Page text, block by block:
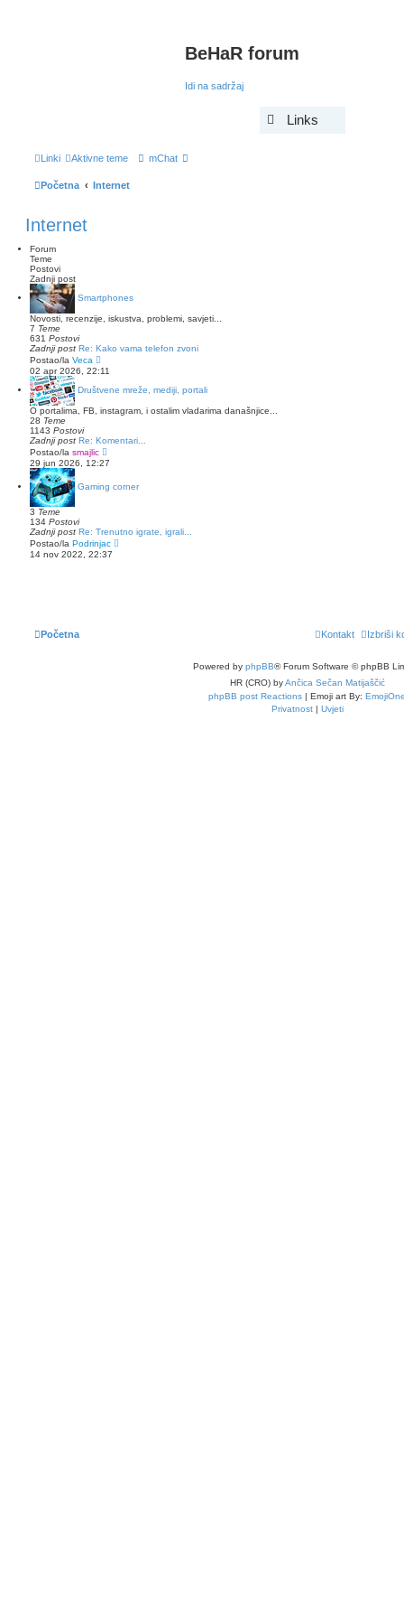
BeHaR forum
Idi na sadržaj
Links
Linki Aktivne teme mChat
Početna Internet
Internet
Forum
Teme
Postovi
Zadnji post
Smartphones
Novosti, recenzije, iskustva, problemi, savjeti...
7 Teme
631 Postovi
Zadnji post Re: Kako vama telefon zvoni
Postao/la Veca
a
d
n
i
p
s
t
02 apr 2026, 22:11
Društvene mreže, mediji, portali
O portalima, FB, instagram, i ostalim vladarima današnjice...
28 Teme
1143 Postovi
Zadnji post Re: Komentari...
Postao/la smajlic
a
d
j
s
29 jun 2026, 12:27
Gaming corner
3 Teme
134 Postovi
Zadnji post Re: Trenutno igrate, igrali...
Postao/la Podrinjac
14 nov 2022, 22:37
Početna Izbriši
Kontakt
Powered by phpBB® Forum Software © phpBB
HR (CRO) byAnčica Sečan Matijaščić
phpBB post Reactions | Emoji art By:
Privatnost | Uvjeti